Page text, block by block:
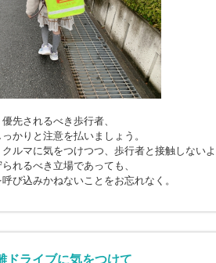
先されるべき歩行者、
かりと注意を払いましょう。
ルマに気をつけつつ、歩行者と接触しない
れるべき立場であっても、
び込みかねないことをお忘れなく。
ライブに気をつけて